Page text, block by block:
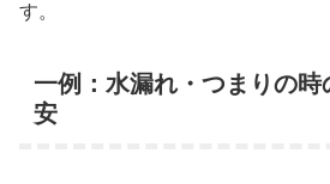
す。
一例：水漏れ・つまりの時
安